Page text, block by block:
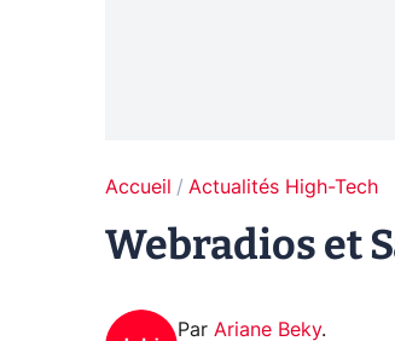
Accueil Actualités High-Tech
Webradios et
Par Ariane Beky.